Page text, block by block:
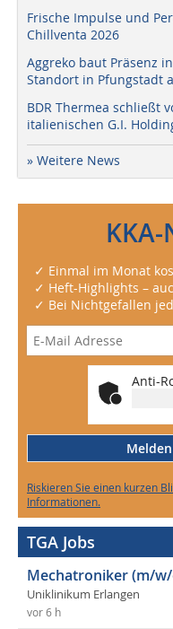
Frische Impulse und
Chillventa 2026
Aggreko baut Präsenz
Standort in Pfungstadt
BDR Thermea schließt
italienischen G.I.
» Weitere News
✓ Einmal im Monat
✓ Heft-Highlights –
✓ Bei Nichtgefallen
Anti-
Riskieren Sie einen kurzen
Informationen.
TGA Jobs
Mechatroniker (m/
Uniklinikum Erlangen
vor 6 h